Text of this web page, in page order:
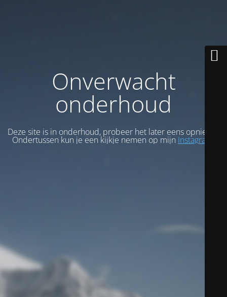
Onverwacht
onderhoud
Deze site is in onderhoud, probeer het later eens opnieuw.
Ondertussen kun je een kijkje nemen op mijn Instagram